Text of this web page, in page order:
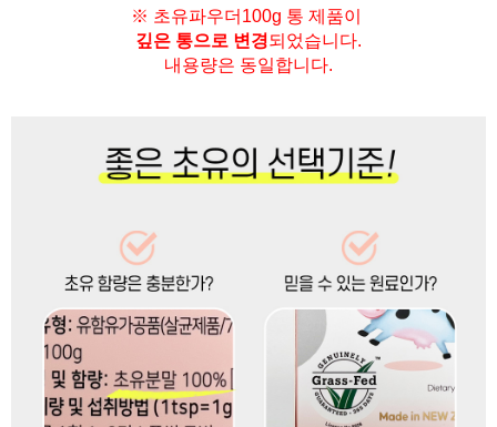
※ 초유파우더100g 통 제품이
깊은 통으로 변경되었습니다.
내용량은 동일합니다.